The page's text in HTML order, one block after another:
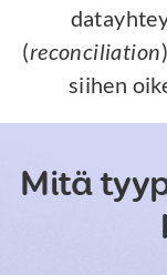
(reconciliation
siihen
Mitä